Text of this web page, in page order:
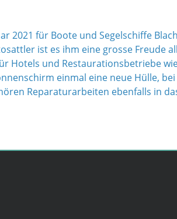
2021 für Boote und Segelschiffe
ist es ihm eine grosse Freude
Hotels und Restaurationsbetriebe
einmal eine neue Hülle,
Reparaturarbeiten ebenfalls in